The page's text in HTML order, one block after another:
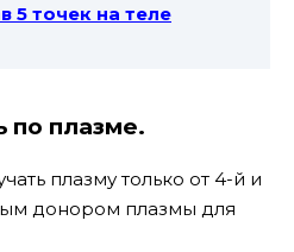
5 точек на теле
по плазме.
плазму только от 4-й и
донором плазмы для